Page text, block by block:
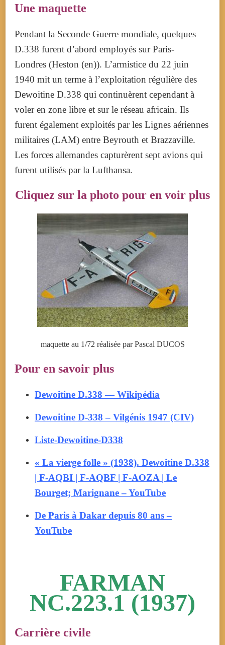
Une maquette
Pendant la Seconde Guerre mondiale, quelques
D.338 furent d’abord employés sur Paris-
Londres (Heston (en)). L’armistice du 22 juin
1940 mit un terme à l’exploitation régulière des
Dewoitine D.338 qui continuèrent cependant à
voler en zone libre et sur le réseau africain. Ils
furent également exploités par les Lignes aériennes
militaires (LAM) entre Beyrouth et Brazzaville.
Les forces allemandes capturèrent sept avions qui
furent utilisés par la Lufthansa.
Cliquez sur la photo pour en voir plus
maquette au 1/72 réalisée par Pascal DUCOS
Pour en savoir plus
Dewoitine D.338 — Wikipédia
Dewoitine D-338 – Vilgénis 1947 (CIV)
Liste-Dewoitine-D338
« La vierge folle » (1938). Dewoitine D.338
| F-AQBI | F-AQBF | F-AOZA | Le
Bourget; Marignane – YouTube
De Paris à Dakar depuis 80 ans –
YouTube
FARMAN
NC.223.1 (1937)
Carrière civile